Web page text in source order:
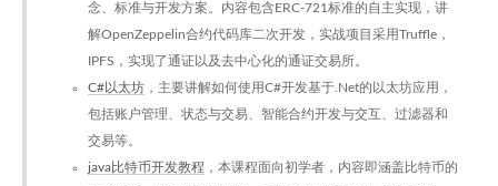
念、标准与开发方案。内容包含ERC-721标准的自主实现，讲
解OpenZeppelin合约代码库二次开发，实战项目采用Truffle，
IPFS，实现了通证以及去中心化的通证交易所。
C#以太坊 ，主要讲解如何使用C#开发基于.Net的以太坊应用，
包括账户管理、状态与交易、智能合约开发与交互、过滤器和
交易等。
java比特币开发教程 ，本课程面向初学者，内容即涵盖比特币的